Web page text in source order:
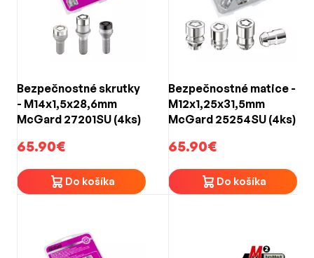
Bezpečnostné skrutky
- M14x1,5x28,6mm
McGard 27201SU (4ks)
65.90€
Do košíka
Bezpečnostné matice -
M12x1,25x31,5mm
McGard 25254SU (4ks)
65.90€
Do košíka